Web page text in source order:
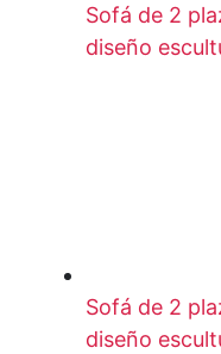
Sofá de 2
diseño
Sofá de 2
diseño